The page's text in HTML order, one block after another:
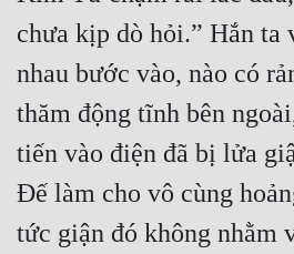
Đẹp
Đẹp Hiệp
Tính Cách Nhân Vật :
Cơ Trí
Sát Phạt Quyết Đoán
chưa kịp dò hỏi.” Hắn ta
nhau bước vào, nào có
thăm động tĩnh bên
tiến vào điện đã bị lửa
Đế làm cho vô cùng
tức giận đó không nhằm